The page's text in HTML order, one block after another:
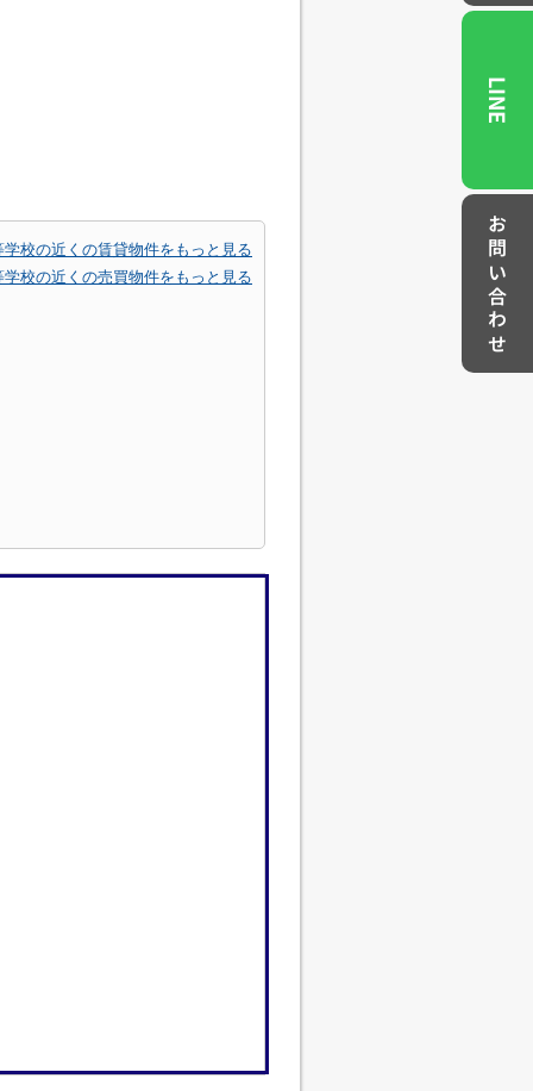
LINE
お問い合わせ
校の近くの賃貸物件をもっと見る
校の近くの売買物件をもっと見る